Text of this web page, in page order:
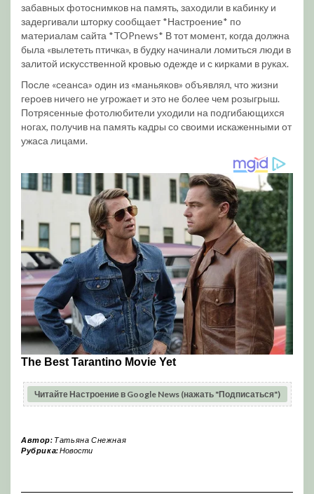
забавных фотоснимков на память, заходили в кабинку и
задергивали шторку сообщает *Настроение* по
материалам сайта *TOPnews* В тот момент, когда должна
была «вылететь птичка», в будку начинали ломиться люди в
залитой искусственной кровью одежде и с кирками в руках.
После «сеанса» один из «маньяков» объявлял, что жизни
героев ничего не угрожает и это не более чем розыгрыш.
Потрясенные фотолюбители уходили на подгибающихся
ногах, получив на память кадры со своими искаженными от
ужаса лицами.
Читайте Настроение в Google News (нажать "Подписаться")
Автор: Татьяна Снежная
Рубрика:Новости